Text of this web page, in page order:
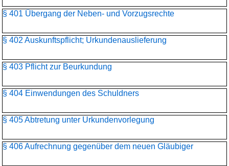
§ 401 Übergang der Neben- und Vorzugsrechte
§ 402 Auskunftspflicht; Urkundenauslieferung
§ 403 Pflicht zur Beurkundung
§ 404 Einwendungen des Schuldners
§ 405 Abtretung unter Urkundenvorlegung
§ 406 Aufrechnung gegenüber dem neuen Gläubiger